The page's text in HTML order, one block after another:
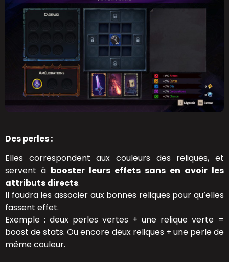
Des perles :
Elles correspondent aux couleurs des reliques, et
servent à booster leurs effets sans en avoir les
attributs directs.
Il faudra les associer aux bonnes reliques pour qu’elles
fassent effet.
Exemple : deux perles vertes + une relique verte =
boost de stats. Ou encore deux reliques + une perle de
même couleur.